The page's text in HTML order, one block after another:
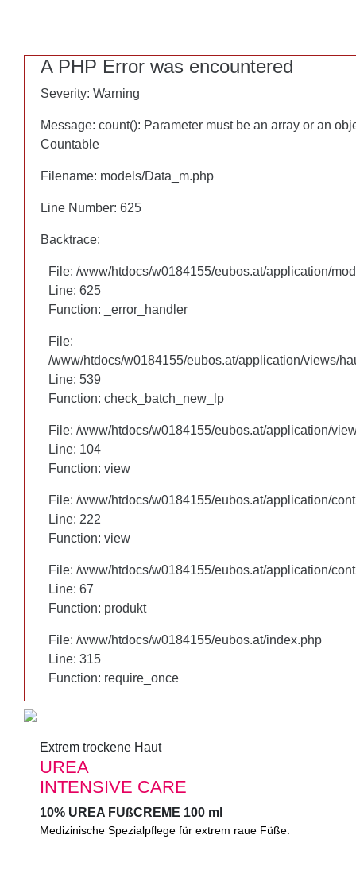
A PHP Error was encountered
Severity: Warning
Message: count(): Parameter must be an array or an
Countable
Filename: models/Data_m.php
Line Number: 625
Backtrace:
File: /www/htdocs/w0184155/eubos.at/application/
Line: 625
Function: _error_handler
File:
/www/htdocs/w0184155/eubos.at/application/views/
Line: 460
Function: check_batch_new_lp
File: /www/htdocs/w0184155/eubos.at/application/
Line: 104
Function: view
File: /www/htdocs/w0184155/eubos.at/application/
Line: 222
Function: view
File: /www/htdocs/w0184155/eubos.at/application/
Line: 67
Function: produkt
File: /www/htdocs/w0184155/eubos.at/index.php
Line: 315
Function: require_once
Extrem trockene Haut
UREA
INTENSIVE CARE
10% UREA FUßCREME 100 ml
Medizinische Spezialpflege für extrem trockene, raue Füße.
A PHP Error was encountered
Severity: Warning
Message: count(): Parameter must be an array or an
Countable
Filename: models/Data_m.php
Line Number: 625
Backtrace:
File: /www/htdocs/w0184155/eubos.at/application/
Line: 625
Function: _error_handler
File:
/www/htdocs/w0184155/eubos.at/application/views/
Line: 539
Function: check_batch_new_lp
File: /www/htdocs/w0184155/eubos.at/application/
Line: 104
Function: view
File: /www/htdocs/w0184155/eubos.at/application/
Line: 222
Function: view
File: /www/htdocs/w0184155/eubos.at/application/
Line: 67
Function: produkt
File: /www/htdocs/w0184155/eubos.at/index.php
Line: 315
Function: require_once
Extrem trockene Haut
UREA
INTENSIVE CARE
10% UREA FUßCREME 100 ml
Medizinische Spezialpflege für extrem raue Füße.